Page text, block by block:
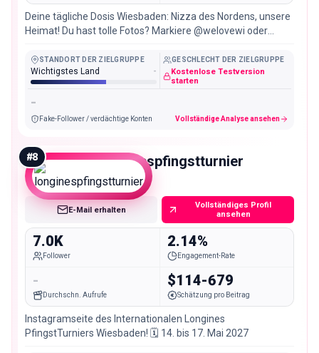
Deine tägliche Dosis Wiesbaden: Nizza des Nordens, unsere
Heimat! Du hast tolle Fotos? Markiere @welovewi oder
STANDORT DER ZIELGRUPPE
Wichtigstes Land -
GESCHLECHT DER ZIELGRUPPE
Kostenlose Testversion
starten
-
Fake-Follower / verdächtige Konten Vollständige Analyse ansehen
#8 longinespfingstturnier
Nano
E-Mail erhalten
Vollständiges Profil
ansehen
7.0K
Follower
2.14%
Engagement-Rate
-
Durchschn. Aufrufe
$114-679
Schätzung pro Beitrag
Instagramseite des Internationalen Longines
PfingstTurniers Wiesbaden! 🗓 14. bis 17. Mai 2027